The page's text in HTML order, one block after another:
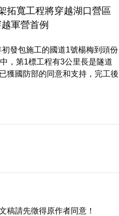
拓寬工程將穿越湖口營區
軍營首例
發包施工的國道1號楊梅到頭份
，第1標工程有3公里長是隧道
獲國防部的同意和支持，完工後
稿請先徵得原作者同意！